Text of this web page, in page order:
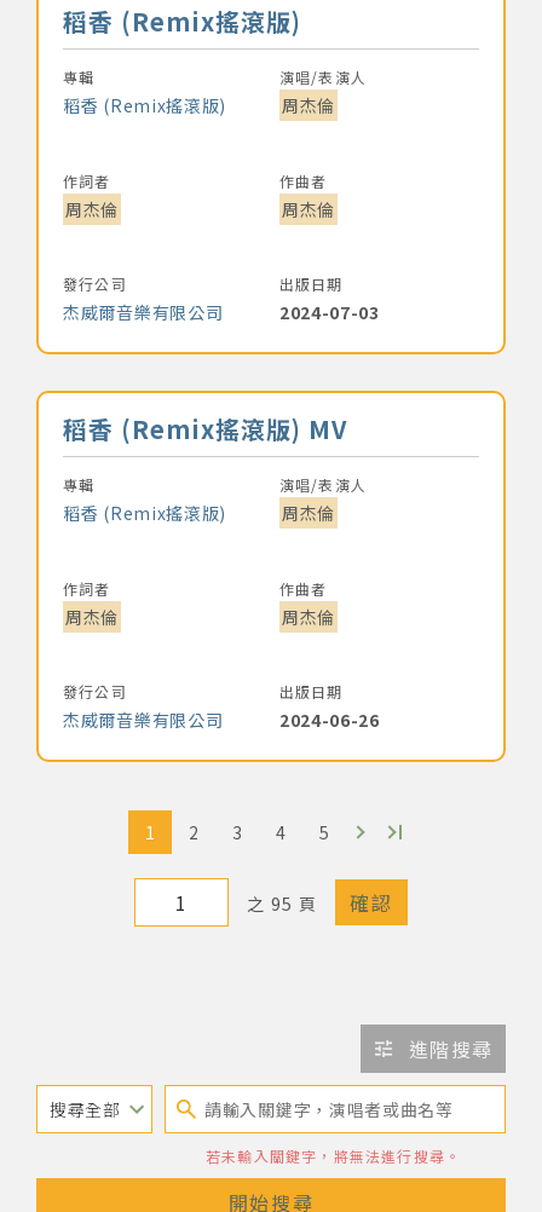
音樂名稱
稻香 (Remix搖滾版)
專輯
稻香 (Remix搖滾版)
演唱/表演人
周杰倫
作詞者
周杰倫
作曲者
周杰倫
發行公司
杰威爾音樂有限公司
出版日期
2024-07-03
音樂名稱
稻香 (Remix搖滾版) MV
專輯
稻香 (Remix搖滾版)
演唱/表演人
周杰倫
作詞者
周杰倫
作曲者
周杰倫
發行公司
杰威爾音樂有限公司
出版日期
2024-06-26
1 2 3 4 5
之 95 頁
進階搜尋
若未輸入關鍵字，將無法進行搜尋。
開始搜尋